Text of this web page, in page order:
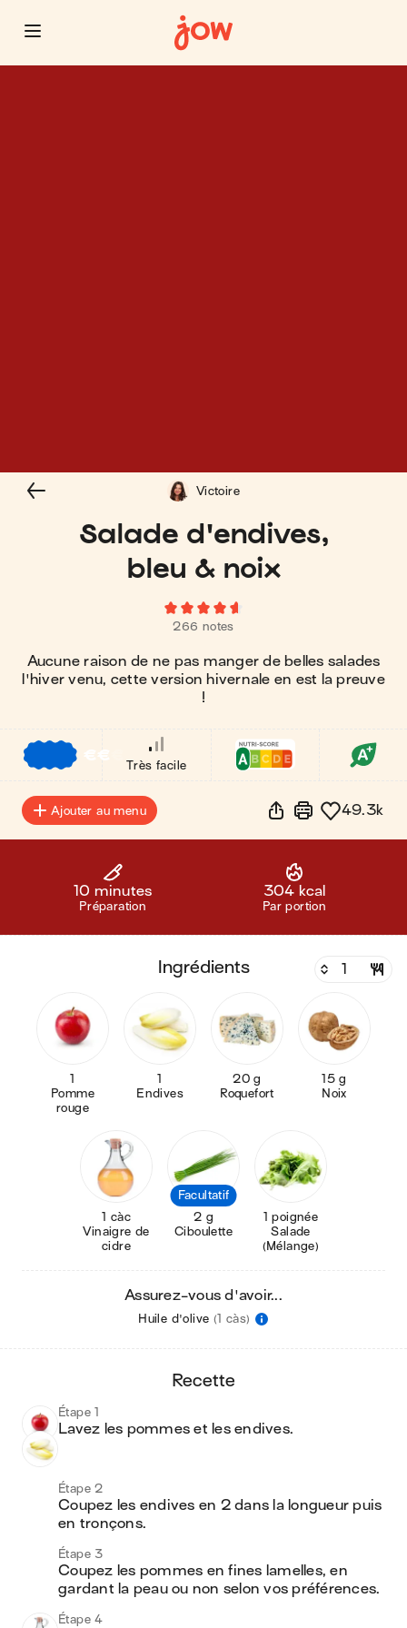
Salade d'endives,
bleu & noix
266 notes
Aucune raison de ne pas manger de belles salades
l'hiver venu, cette version hivernale en est la preuve
!
Victoire
€€
Très facile
Ajouter au menu 49.3k
10 minutes
Préparation
304 kcal
Par portion
ingrédients
1
Pomme
rouge
1
Endives
20 g
Roquefort
15 g
Noix
1 càc
Vinaigre de
cidre
Facultatif
2 g
Ciboulette
1 poignée
Salade
(Mélange)
Assurez-vous d'avoir...
Huile d'olive (1 càs)
recette
Étape 1
Lavez les pommes et les endives.
Étape 2
Coupez les endives en 2 dans la longueur puis
en tronçons.
Étape 3
Coupez les pommes en fines lamelles, en
gardant la peau ou non selon vos préférences.
Étape 4